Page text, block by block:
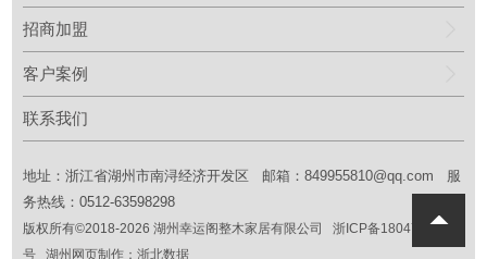
招商加盟
客户案例
联系我们
地址：浙江省湖州市南浔经济开发区 邮箱：849955810@qq.com 服
务热线：0512-63598298
版权所有©2018-2026湖州幸运阁整木家居有限公司
浙ICP备18047016
号
湖州网页制作：浙北数据